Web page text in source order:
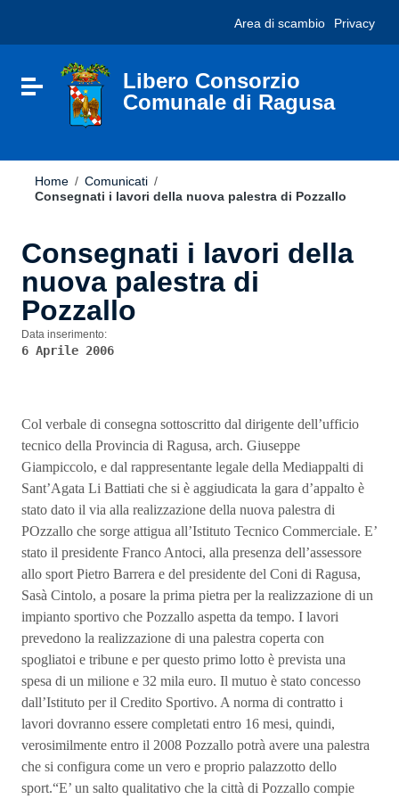
sito
include
Vai al footer
Area di scambio Privacy
Attiva / disattiva la navigazione
Libero Consorzio
Comunale di Ragusa
Home / Comunicati /
Consegnati i lavori della nuova palestra di Pozzallo
Consegnati i lavori della
nuova palestra di
Pozzallo
Data inserimento:
6 Aprile 2006
Col verbale di consegna sottoscritto dal dirigente dell’ufficio
tecnico della Provincia di Ragusa, arch. Giuseppe
Giampiccolo, e dal rappresentante legale della Mediappalti di
Sant’Agata Li Battiati che si è aggiudicata la gara d’appalto è
stato dato il via alla realizzazione della nuova palestra di
POzzallo che sorge attigua all’Istituto Tecnico Commerciale. E’
stato il presidente Franco Antoci, alla presenza dell’assessore
allo sport Pietro Barrera e del presidente del Coni di Ragusa,
Sasà Cintolo, a posare la prima pietra per la realizzazione di un
impianto sportivo che Pozzallo aspetta da tempo. I lavori
prevedono la realizzazione di una palestra coperta con
spogliatoi e tribune e per questo primo lotto è prevista una
spesa di un milione e 32 mila euro. Il mutuo è stato concesso
dall’Istituto per il Credito Sportivo. A norma di contratto i
lavori dovranno essere completati entro 16 mesi, quindi,
verosimilmente entro il 2008 Pozzallo potrà avere una palestra
che si configura come un vero e proprio palazzotto dello
sport.“E’ un salto qualitativo che la città di Pozzallo compie